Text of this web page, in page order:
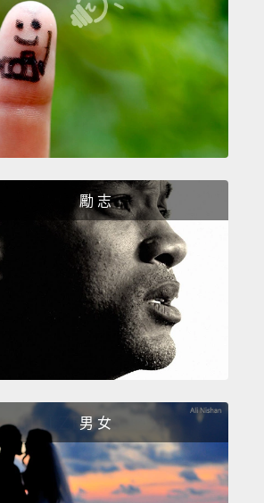
類型。如果你選擇有背部支撐
腳有舒適地擺好。試著不要翹
不要太向前或向後傾。那會壓
在椅子上前後搖晃都有益健
的身體這樣坐時要做比較多
小時就有健康益處，例如核心
at the office, you'll need
once every 30 minutes.
exercises to get moving.
lunges, calf raises,
your joints, relieve tension,
你會需要至少每三十分鐘就中
運動來開始。起身並做些簡單
勵 志
男 女